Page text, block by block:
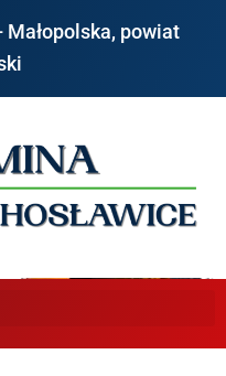
Małopolska, powiat